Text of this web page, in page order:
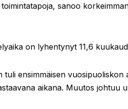
sanoo
on lyhentynyt 11,6
ensimmäisen vuosipuoliskon
aikana. Muutos johtuu